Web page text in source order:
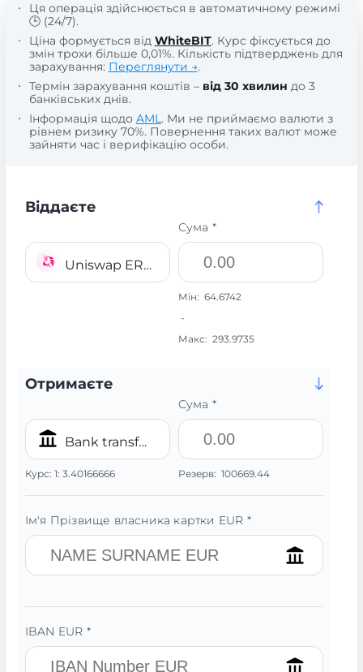
Ця операція здійснюється в автоматичному режимі
🕒 (24/7).
Ціна формується від WhiteBIT. Курс фіксується до
змін трохи більше 0,01%. Кількість підтверджень для
зарахування: Переглянути →.
Термін зарахування коштів – від 30 хвилин до 3
банківських днів.
Інформація щодо AML. Ми не приймаємо валюти з
рівнем ризику 70%. Повернення таких валют може
зайняти час і верифікацію особи.
Віддаєте
Uniswap ERC20 UNI
Сума *
Мін: 64.6742
-
Макс: 293.9735
Отримаєте
Bank transfer/IBAN EUR
Курс: 1: 3.40166666
Сума *
Резерв: 100669.44
Ім'я Прізвище власника картки EUR *
IBAN EUR *